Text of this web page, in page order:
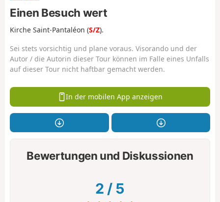
Einen Besuch wert
Kirche Saint-Pantaléon (S/Z).
Sei stets vorsichtig und plane voraus. Visorando und der
Autor / die Autorin dieser Tour können im Falle eines Unfalls
auf dieser Tour nicht haftbar gemacht werden.
In der mobilen App anzeigen
Bewertungen und Diskussionen
2 / 5